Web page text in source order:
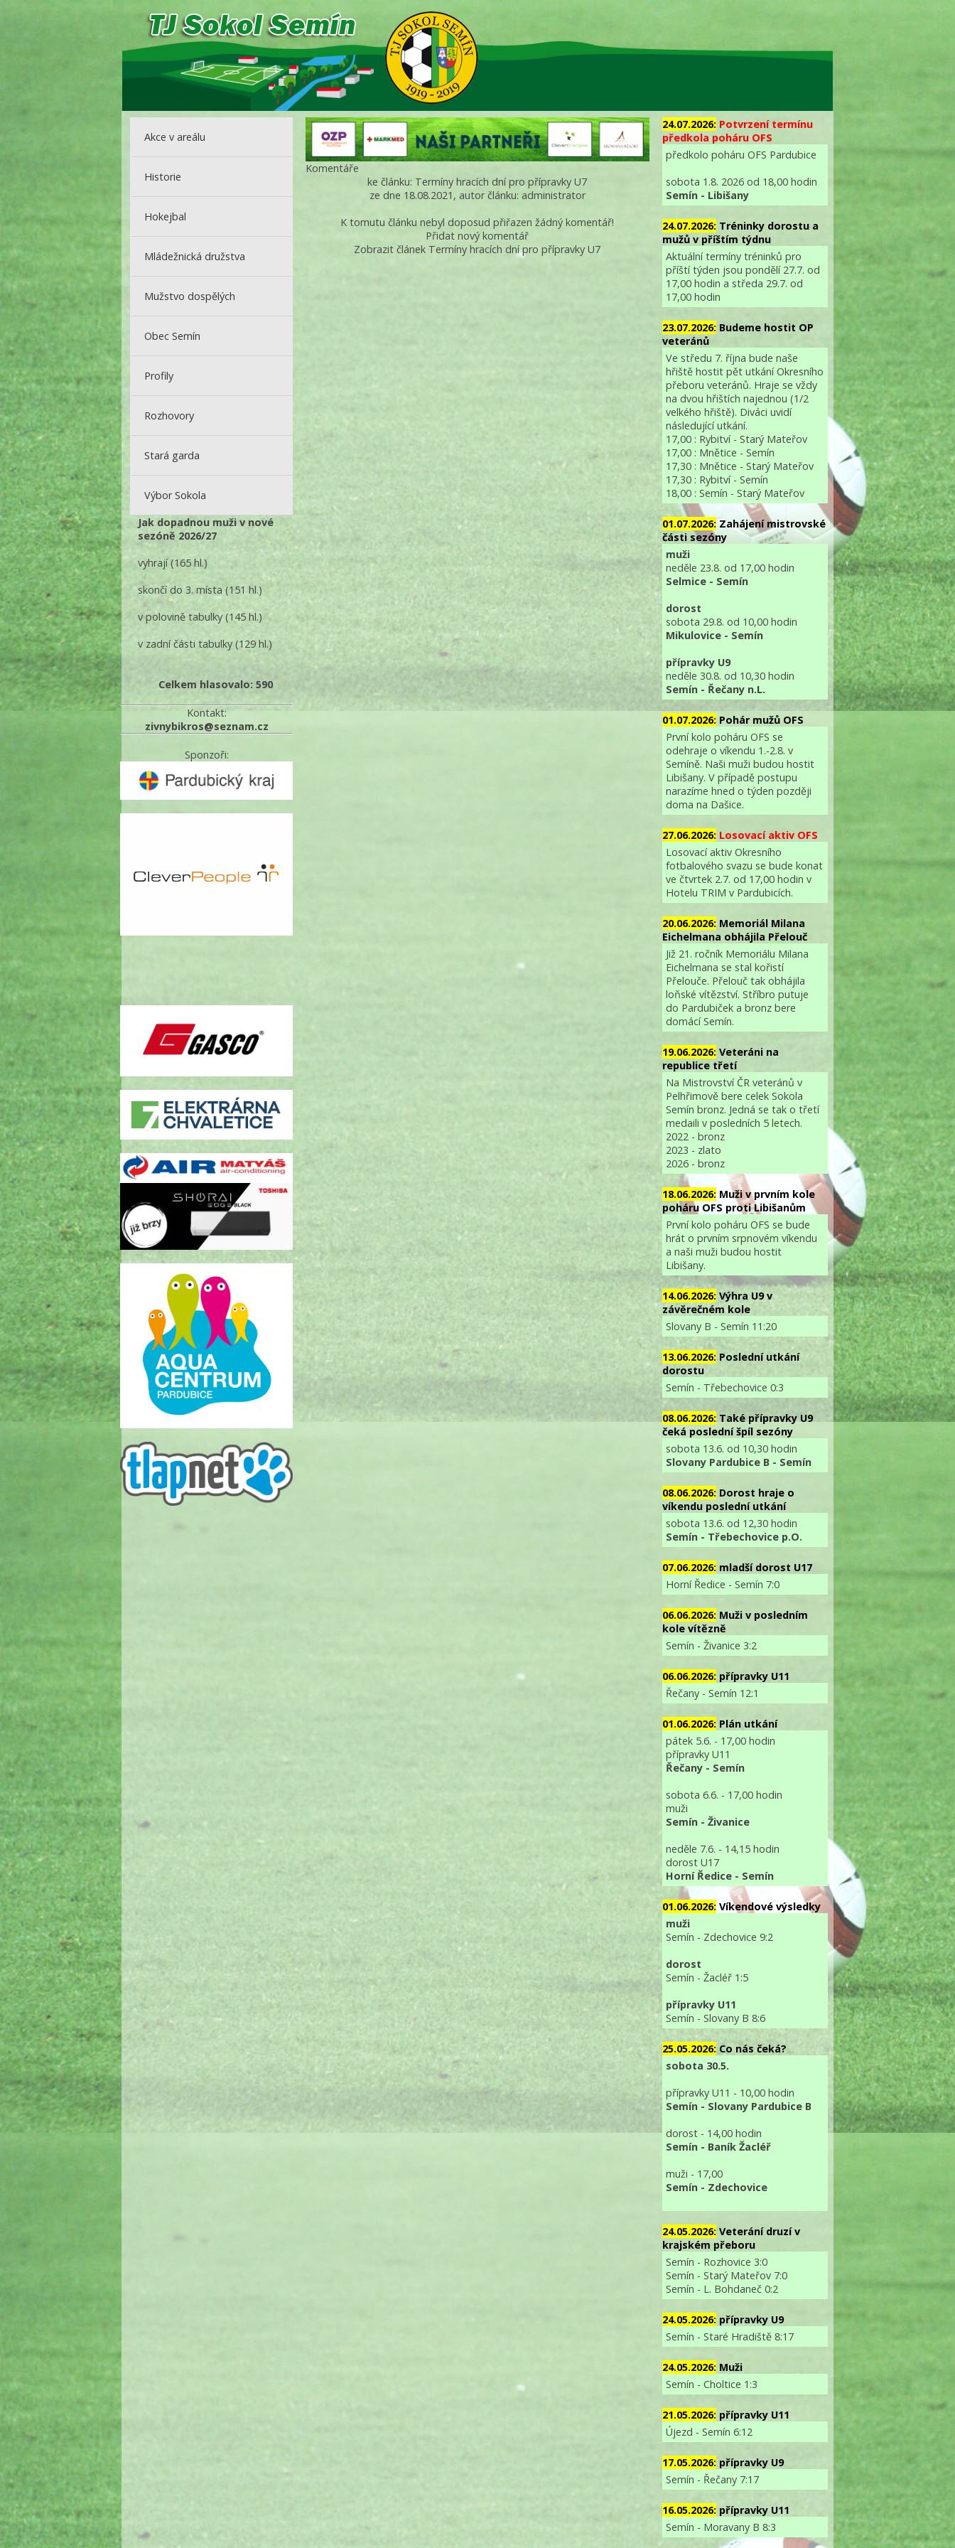
Akce v areálu
Historie
Hokejbal
Mládežnická družstva
Mužstvo dospělých
Obec Semín
Profily
Rozhovory
Stará garda
Výbor Sokola
Jak dopadnou muži v nové
sezóně 2026/27
vyhrají(165 hl.)
skončí do 3. místa(151 hl.)
v polovině tabulky(145 hl.)
v zadní části tabulky (129 hl.)
Celkem hlasovalo: 590
Kontakt:
zivnybikros@seznam.cz
Sponzoři:
Komentáře
ke článku: Termíny hracích dní pro přípravky U7
ze dne 18.08.2021, autor článku: administrator
K tomutu článku nebyl doposud přiřazen žádný komentář!
Přidat nový komentář
Zobrazit článek Termíny hracích dní pro přípravky U7
24.07.2026: Potvrzení termínu
předkola poháru OFS
předkolo poháru OFS Pardubice
sobota 1.8. 2026 od 18,00 hodin
Semín - Libišany
24.07.2026: Tréninky dorostu a
mužů v příštím týdnu
Aktuální termíny tréninků pro
příští týden jsou pondělí 27.7. od
17,00 hodin a středa 29.7. od
17,00 hodin
23.07.2026: Budeme hostit OP
veteránů
Ve středu 7. října bude naše
hřiště hostit pět utkání Okresního
přeboru veteránů. Hraje se vždy
na dvou hřištích najednou (1/2
velkého hřiště). Diváci uvidí
následující utkání.
17,00 : Rybitví - Starý Mateřov
17,00 : Mnětice - Semín
17,30 : Mnětice - Starý Mateřov
17,30 : Rybitví - Semín
18,00 : Semín - Starý Mateřov
01.07.2026: Zahájení mistrovské
části sezóny
muži
neděle 23.8. od 17,00 hodin
Selmice - Semín
dorost
sobota 29.8. od 10,00 hodin
Mikulovice - Semín
přípravky U9
neděle 30.8. od 10,30 hodin
Semín - Řečany n.L.
01.07.2026: Pohár mužů OFS
První kolo poháru OFS se
odehraje o víkendu 1.-2.8. v
Semíně. Naši muži budou hostit
Libišany. V případě postupu
narazíme hned o týden později
doma na Dašice.
27.06.2026: Losovací aktiv OFS
Losovací aktiv Okresního
fotbalového svazu se bude konat
ve čtvrtek 2.7. od 17,00 hodin v
Hotelu TRIM v Pardubicích.
20.06.2026: Memoriál Milana
Eichelmana obhájila Přelouč
Již 21. ročník Memoriálu Milana
Eichelmana se stal kořistí
Přelouče. Přelouč tak obhájila
loňské vítězství. Stříbro putuje
do Pardubiček a bronz bere
domácí Semín.
19.06.2026: Veteráni na
republice třetí
Na Mistrovství ČR veteránů v
Pelhřimově bere celek Sokola
Semín bronz. Jedná se tak o třetí
medaili v posledních 5 letech.
2022 - bronz
2023 - zlato
2026 - bronz
18.06.2026: Muži v prvním kole
poháru OFS proti Libišanům
První kolo poháru OFS se bude
hrát o prvním srpnovém víkendu
a naši muži budou hostit
Libišany.
14.06.2026: Výhra U9 v
závěrečném kole
Slovany B - Semín 11:20
13.06.2026: Poslední utkání
dorostu
Semín - Třebechovice 0:3
08.06.2026: Také přípravky U9
čeká poslední špíl sezóny
sobota 13.6. od 10,30 hodin
Slovany Pardubice B - Semín
08.06.2026: Dorost hraje o
víkendu poslední utkání
sobota 13.6. od 12,30 hodin
Semín - Třebechovice p.O.
07.06.2026: mladší dorost U17
Horní Ředice - Semín 7:0
06.06.2026: Muži v posledním
kole vítězně
Semín - Živanice 3:2
06.06.2026: přípravky U11
Řečany - Semín 12:1
01.06.2026: Plán utkání
pátek 5.6. - 17,00 hodin
přípravky U11
Řečany - Semín
sobota 6.6. - 17,00 hodin
muži
Semín - Živanice
neděle 7.6. - 14,15 hodin
dorost U17
Horní Ředice - Semín
01.06.2026: Víkendové výsledky
muži
Semín - Zdechovice 9:2
dorost
Semín - Žacléř 1:5
přípravky U11
Semín - Slovany B 8:6
25.05.2026: Co nás čeká?
sobota 30.5.
přípravky U11 - 10,00 hodin
Semín - Slovany Pardubice B
dorost - 14,00 hodin
Semín - Baník Žacléř
muži - 17,00
Semín - Zdechovice
24.05.2026: Veterání druzí v
krajském přeboru
Semín - Rozhovice 3:0
Semín - Starý Mateřov 7:0
Semín - L. Bohdaneč 0:2
24.05.2026: přípravky U9
Semín - Staré Hradiště 8:17
24.05.2026: Muži
Semín - Choltice 1:3
21.05.2026: přípravky U11
Újezd - Semín 6:12
17.05.2026: přípravky U9
Semín - Řečany 7:17
16.05.2026: přípravky U11
Semín - Moravany B 8:3